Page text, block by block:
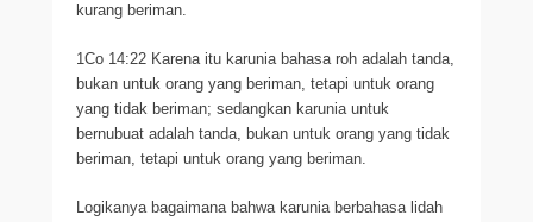
kurang beriman.
1Co 14:22 Karena itu karunia bahasa roh adalah tanda,
bukan untuk orang yang beriman, tetapi untuk orang
yang tidak beriman; sedangkan karunia untuk
bernubuat adalah tanda, bukan untuk orang yang tidak
beriman, tetapi untuk orang yang beriman.
Logikanya bagaimana bahwa karunia berbahasa lidah